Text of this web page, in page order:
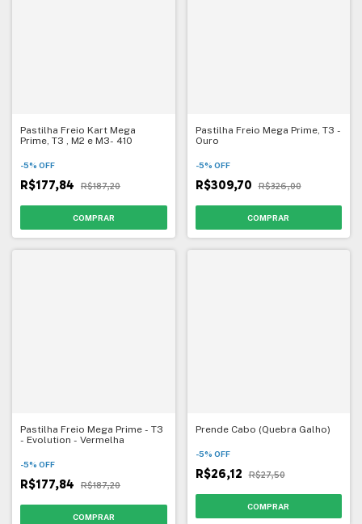
Pastilha Freio Kart Mega
Prime, T3 , M2 e M3- 410
-5% OFF
R$177,84 R$187,20
Pastilha Freio Mega Prime, T3 -
Ouro
-5% OFF
R$309,70 R$326,00
Pastilha Freio Mega Prime - T3
- Evolution - Vermelha
-5% OFF
R$177,84 R$187,20
Prende Cabo (Quebra Galho)
-5% OFF
R$26,12 R$27,50